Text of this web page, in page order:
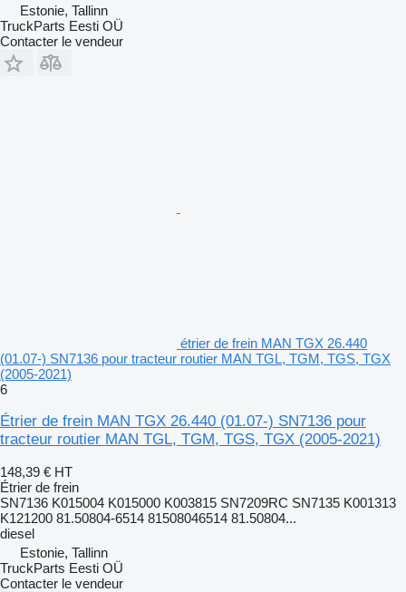
Estonie, Tallinn
TruckParts Eesti OÜ
Contacter le vendeur
étrier de frein MAN TGX 26.440
(01.07-) SN7136 pour tracteur routier MAN TGL, TGM, TGS, TGX
(2005-2021)
6
Étrier de frein MAN TGX 26.440 (01.07-) SN7136 pour
tracteur routier MAN TGL, TGM, TGS, TGX (2005-2021)
148,39 € HT
Étrier de frein
SN7136 K015004 K015000 K003815 SN7209RC SN7135 K001313
K121200 81.50804-6514 81508046514 81.50804...
diesel
Estonie, Tallinn
TruckParts Eesti OÜ
Contacter le vendeur